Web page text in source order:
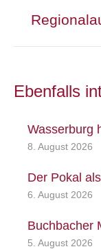
Ebenfalls
Wasserburg
8. August 2026
Der Pokal
6. August 2026
Buchbacher
5. August 2026